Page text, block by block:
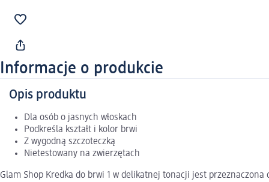
Informacje o produkcie
Opis produktu
Dla osób o jasnych włoskach
Podkreśla kształt i kolor brwi
Z wygodną szczoteczką
Nietestowany na zwierzętach
Glam Shop Kredka do brwi 1 w delikatnej tonacji jest